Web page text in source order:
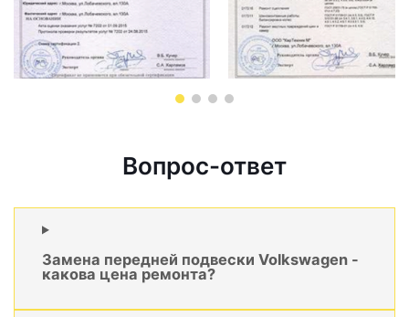
Вопрос-ответ
Замена передней подвески Volkswagen -
какова цена ремонта?